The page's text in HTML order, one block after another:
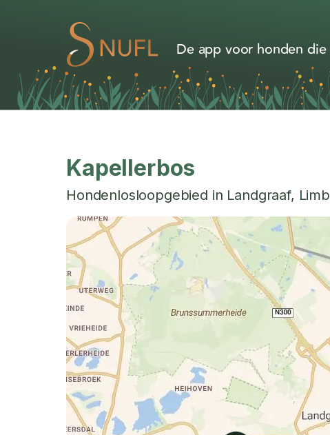
De app voor honden
Kapellerbos
Hondenlosloopgebied in Landgraaf,